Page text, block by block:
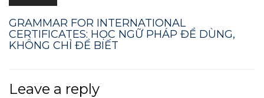
GRAMMAR FOR INTERNATIONAL
CERTIFICATES: HỌC NGỮ PHÁP ĐỂ DÙNG,
KHÔNG CHỈ ĐỂ BIẾT
Leave a reply